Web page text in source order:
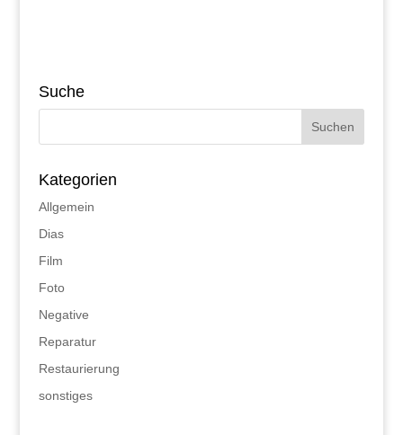
Suche
Kategorien
Allgemein
Dias
Film
Foto
Negative
Reparatur
Restaurierung
sonstiges